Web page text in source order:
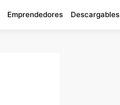
Emprendedores Descargables